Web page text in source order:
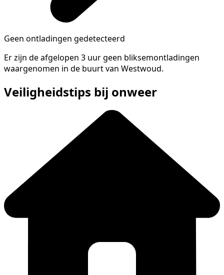
Geen ontladingen gedetecteerd
Er zijn de afgelopen 3 uur geen bliksemontladingen
waargenomen in de buurt van Westwoud.
Veiligheidstips bij onweer